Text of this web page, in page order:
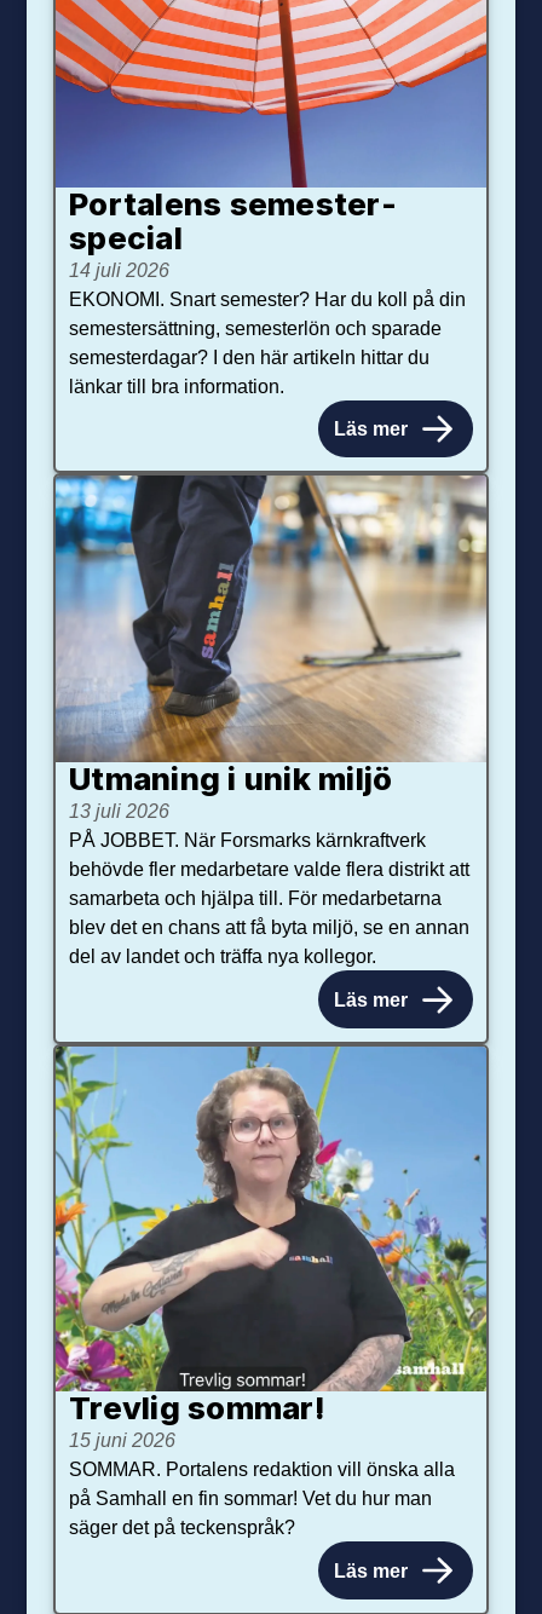
Portalens semester­
special
14 juli 2026
EKONOMI. Snart semester? Har du koll på din
semestersättning, semesterlön och sparade
semesterdagar? I den här artikeln hittar du
länkar till bra information.
Läs mer
Utmaning i unik miljö
13 juli 2026
PÅ JOBBET. När Forsmarks kärnkraftverk
behövde fler medarbetare valde flera distrikt att
samarbeta och hjälpa till. För medarbetarna
blev det en chans att få byta miljö, se en annan
del av landet och träffa nya kollegor.
Läs mer
Trevlig sommar!
15 juni 2026
SOMMAR. Portalens redaktion vill önska alla
på Samhall en fin sommar! Vet du hur man
säger det på teckenspråk?
Läs mer